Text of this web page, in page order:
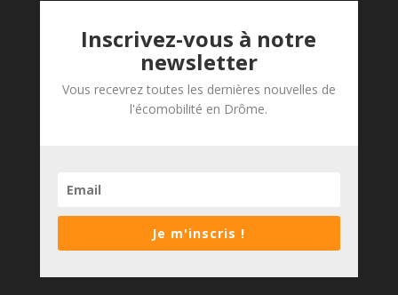
Inscrivez-vous à notre
newsletter
Vous recevrez toutes les dernières nouvelles de
l'écomobilité en Drôme.
Je m'inscris !